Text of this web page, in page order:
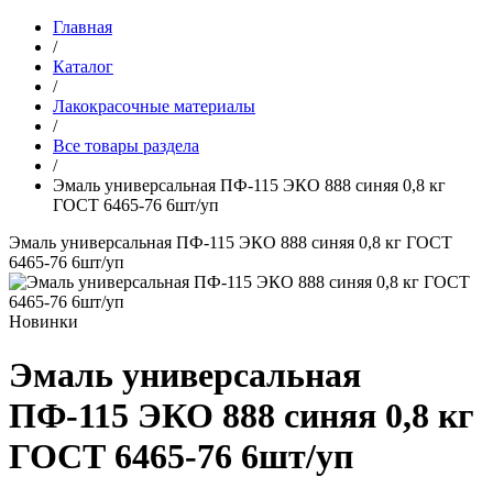
Главная
/
Каталог
/
Лакокрасочные материалы
/
Все товары раздела
/
Эмаль универсальная ПФ-115 ЭКО 888 синяя 0,8 кг
ГОСТ 6465-76 6шт/уп
Эмаль универсальная ПФ-115 ЭКО 888 синяя 0,8 кг ГОСТ
6465-76 6шт/уп
Новинки
Эмаль универсальная
ПФ-115 ЭКО 888 синяя 0,8 кг
ГОСТ 6465-76 6шт/уп